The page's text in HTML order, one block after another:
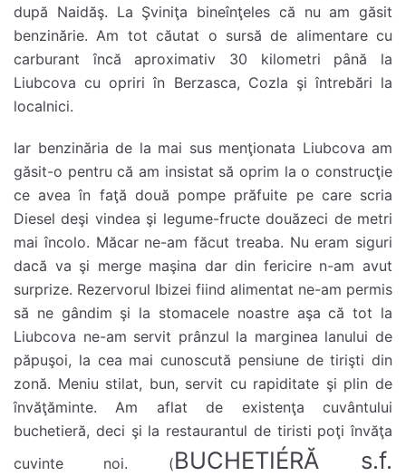
după Naidăş. La Şviniţa bineînţeles că nu am găsit
benzinărie. Am tot căutat o sursă de alimentare cu
carburant încă aproximativ 30 kilometri până la
Liubcova cu opriri în Berzasca, Cozla şi întrebări la
localnici.
Iar benzinăria de la mai sus menţionata Liubcova am
găsit-o pentru că am insistat să oprim la o construcţie
ce avea în faţă două pompe prăfuite pe care scria
Diesel deşi vindea şi legume-fructe douăzeci de metri
mai încolo. Măcar ne-am făcut treaba. Nu eram siguri
dacă va şi merge maşina dar din fericire n-am avut
surprize. Rezervorul Ibizei fiind alimentat ne-am permis
să ne gândim şi la stomacele noastre aşa că tot la
Liubcova ne-am servit prânzul la marginea lanului de
păpuşoi, la cea mai cunoscută pensiune de tirişti din
zonă. Meniu stilat, bun, servit cu rapiditate şi plin de
învăţăminte. Am aflat de existenţa cuvântului
buchetieră, deci şi la restaurantul de tiristi poţi învăţa
cuvinte noi. (BUCHETIÉRĂ s.f.